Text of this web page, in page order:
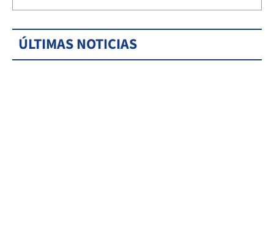
ÚLTIMAS NOTICIAS